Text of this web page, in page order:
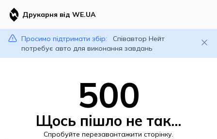
Друкарня від WE.UA
Просимо підтримати збір:
Співавтор Нейт
потребує авто для виконання завдань
500
Щось пішло не так...
Спробуйте перезавантажити сторінку.